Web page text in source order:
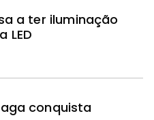
a ter iluminação
LED
conquista